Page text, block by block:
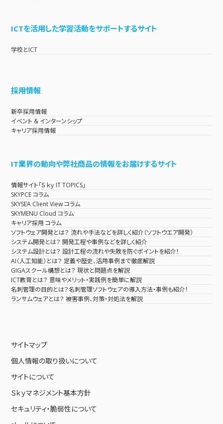
ICTを活用した学習活動をサポートするサイト
学校とICT
採用情報
新卒採用情報
イベント & インターンシップ
キャリア採用情報
IT業界の動向や弊社商品の情報をお届けするサイト
情報サイト「Ｓｋｙ IT TOPICS」
SKYPCE コラム
SKYSEA Client View コラム
SKYMENU Cloud コラム
キャリア採用 コラム
ソフトウェア開発とは？ 流れや手法などを詳しく紹介（ソフトウエア開発）
システム開発とは？ 開発工程や事例などを詳しく紹介
システム設計とは？ 設計工程の流れや失敗を防ぐポイントを紹介！
AI（人工知能）とは？ 定義や歴史、活用事例まで徹底解説
GIGAスクール構想とは？ 現状と問題点を解説
ICT教育とは？ 意味やメリット・実践例を簡単に解説
名刺管理の目的とは？名刺管理ソフトウェアの導入方法・事例も紹介！
ランサムウェアとは？ 被害事例、対策・対処法を解説
サイトマップ
個人情報の取り扱いについて
サイトについて
Ｓｋｙマネジメント基本方針
セキュリティ・脆弱性について